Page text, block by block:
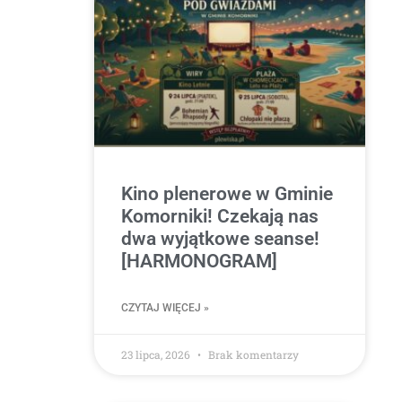
Kino plenerowe w Gminie
Komorniki! Czekają nas
dwa wyjątkowe seanse!
[HARMONOGRAM]
CZYTAJ WIĘCEJ »
23 lipca, 2026 Brak komentarzy